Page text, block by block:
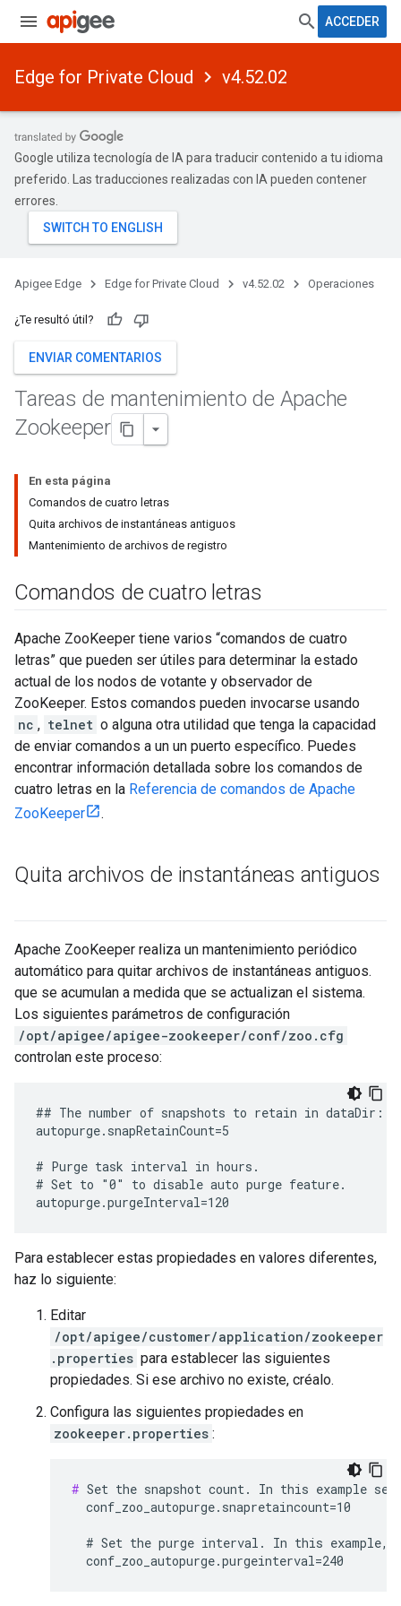
ACCEDER
Edge for Private Cloud v4.52.02
Google utiliza tecnología de IA para traducir contenido a tu idioma
preferido. Las traducciones realizadas con IA pueden contener
errores.
Apigee Edge Edge for Private Cloud v4.52.02 Operaciones
¿Te resultó útil?
ENVIAR COMENTARIOS
Tareas de mantenimiento de Apache
Zookeeper
En esta página
Comandos de cuatro letras
Quita archivos de instantáneas antiguos
Mantenimiento de archivos de registro
Comandos de cuatro letras
Apache ZooKeeper tiene varios “comandos de cuatro
letras” que pueden ser útiles para determinar la estado
actual de los nodos de votante y observador de
ZooKeeper. Estos comandos pueden invocarse usando
nc , telnet o alguna otra utilidad que tenga la capacidad
de enviar comandos a un un puerto específico. Puedes
encontrar información detallada sobre los comandos de
cuatro letras en la Referencia de comandos de Apache
ZooKeeper
.
Quita archivos de instantáneas antiguos
Apache ZooKeeper realiza un mantenimiento periódico
automático para quitar archivos de instantáneas antiguos.
que se acumulan a medida que se actualizan el sistema.
Los siguientes parámetros de configuración
/opt/apigee/apigee-zookeeper/conf/zoo.cfg
controlan este proceso:
## The number of snapshots to retain in dataDir:
autopurge.snapRetainCount=5
# Purge task interval in hours.
# Set to "0" to disable auto purge feature.
autopurge.purgeInterval=120
Para establecer estas propiedades en valores diferentes,
haz lo siguiente:
Editar
/opt/apigee/customer/application/zookeeper
.properties para establecer las siguientes
propiedades. Si ese archivo no existe, créalo.
Configura las siguientes propiedades en
zookeeper.properties :
# Set the snapshot count. In this example
  conf_zoo_autopurge.snapretaincount=10
# Set the purge interval. In this example,
  conf_zoo_autopurge.purgeinterval=240